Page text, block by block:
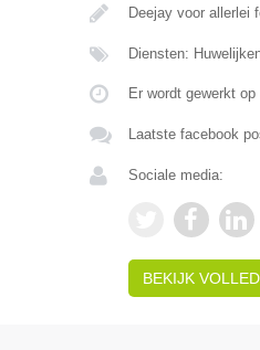
Deejay voor allerlei
Diensten:
Er wordt gewerkt
Laatste facebook
Sociale media:
BEKIJK